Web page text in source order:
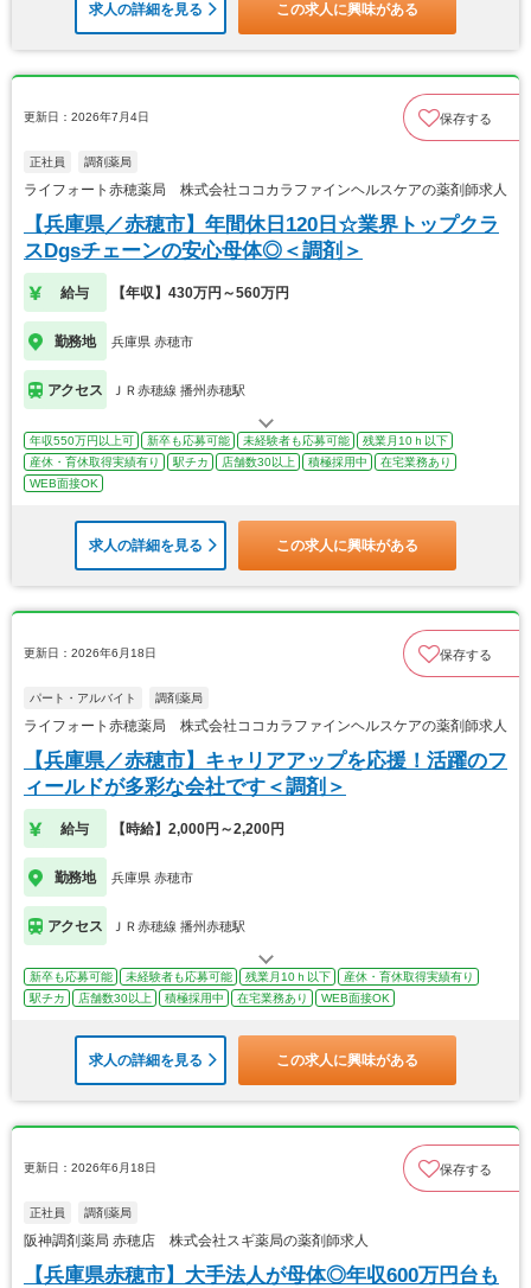
求人の詳細を見る この求人に興味がある
更新日：2026年7月4日 保存する
正社員 調剤薬局
ライフォート赤穂薬局 株式会社ココカラファインヘルスケアの薬剤師求人
【兵庫県／赤穂市】年間休日120日☆業界トップクラ
スDgsチェーンの安心母体◎＜調剤＞
給与 【年収】430万円～560万円
勤務地 兵庫県 赤穂市
アクセス ＪＲ赤穂線 播州赤穂駅
年収550万円以上可 新卒も応募可能 未経験者も応募可能
残業月10ｈ以下
産休・育休取得実績有り
駅チカ 店舗数30以上 積極採用中
在宅業務あり
WEB面接OK
求人の詳細を見る この求人に興味がある
更新日：2026年6月18日 保存する
パート・アルバイト 調剤薬局
ライフォート赤穂薬局 株式会社ココカラファインヘルスケアの薬剤師求人
【兵庫県／赤穂市】キャリアアップを応援！活躍のフ
ィールドが多彩な会社です＜調剤＞
給与 【時給】2,000円～2,200円
勤務地 兵庫県 赤穂市
アクセス ＪＲ赤穂線 播州赤穂駅
新卒も応募可能 未経験者も応募可能 残業月10ｈ以下
産休・育休取得実績有り
駅チカ
店舗数30以上 積極採用中 在宅業務あり WEB面接OK
求人の詳細を見る この求人に興味がある
更新日：2026年6月18日 保存する
正社員 調剤薬局
阪神調剤薬局 赤穂店 株式会社スギ薬局の薬剤師求人
【兵庫県赤穂市】大手法人が母体◎年収600万円台も